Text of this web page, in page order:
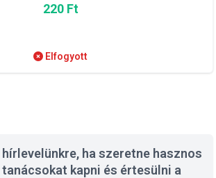
220 Ft
Elfogyott
ha szeretne hasznos
kapni és értesülni a